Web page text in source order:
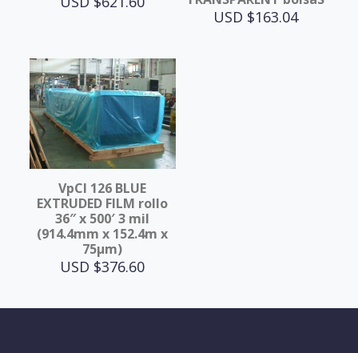
USD $163.04
VpCI 126 BLUE
EXTRUDED FILM rollo
36″ x 500′ 3 mil
(914.4mm x 152.4m x
75μm)
USD $376.60